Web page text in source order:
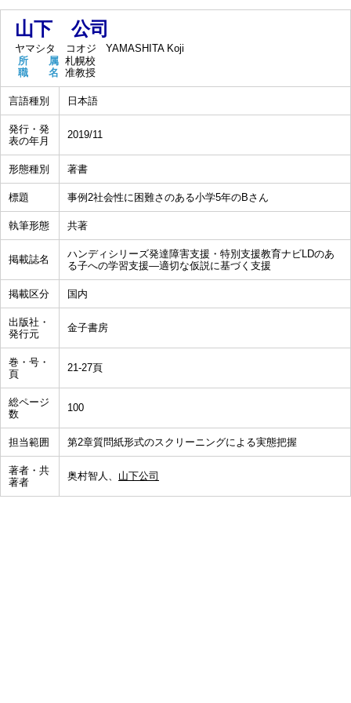
山下 公司
ヤマシタ コオジ
YAMASHITA Koji
所 属 札幌校
職 名 准教授
言語種別 日本語
発行・発
表の年月
2019/11
形態種別 著書
標題 事例2社会性に困難さのある小学5年のBさん
執筆形態 共著
掲載誌名
ハンディシリーズ発達障害支援・特別支援教育ナビLDのあ
る子への学習支援―適切な仮説に基づく支援
掲載区分 国内
出版社・
発行元
金子書房
巻・号・
頁
21-27頁
総ページ
数
100
担当範囲 第2章質問紙形式のスクリーニングによる実態把握
著者・共
著者
奥村智人、 山下公司